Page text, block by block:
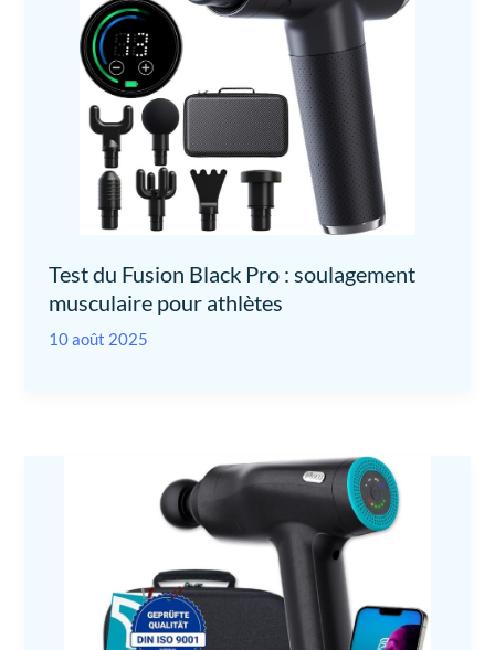
Test du Fusion Black Pro : soulagement
musculaire pour athlètes
10 août 2025